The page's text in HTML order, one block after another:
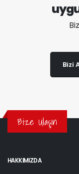
Bizi
Bize Ulaşın
HAKKIMIZDA